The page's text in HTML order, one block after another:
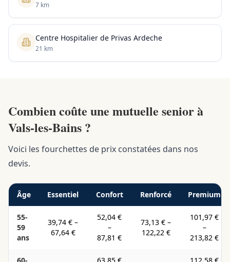
7 km
Centre Hospitalier de Privas Ardeche
21 km
Combien coûte une mutuelle senior à
Vals-les-Bains ?
Voici les fourchettes de prix constatées dans nos
devis.
Âge Essentiel Confort Renforcé Premium
55-
59
ans
39,74 € –
67,64 €
52,04 €
–
87,81 €
73,13 € –
122,22 €
101,97 €
–
213,82 €